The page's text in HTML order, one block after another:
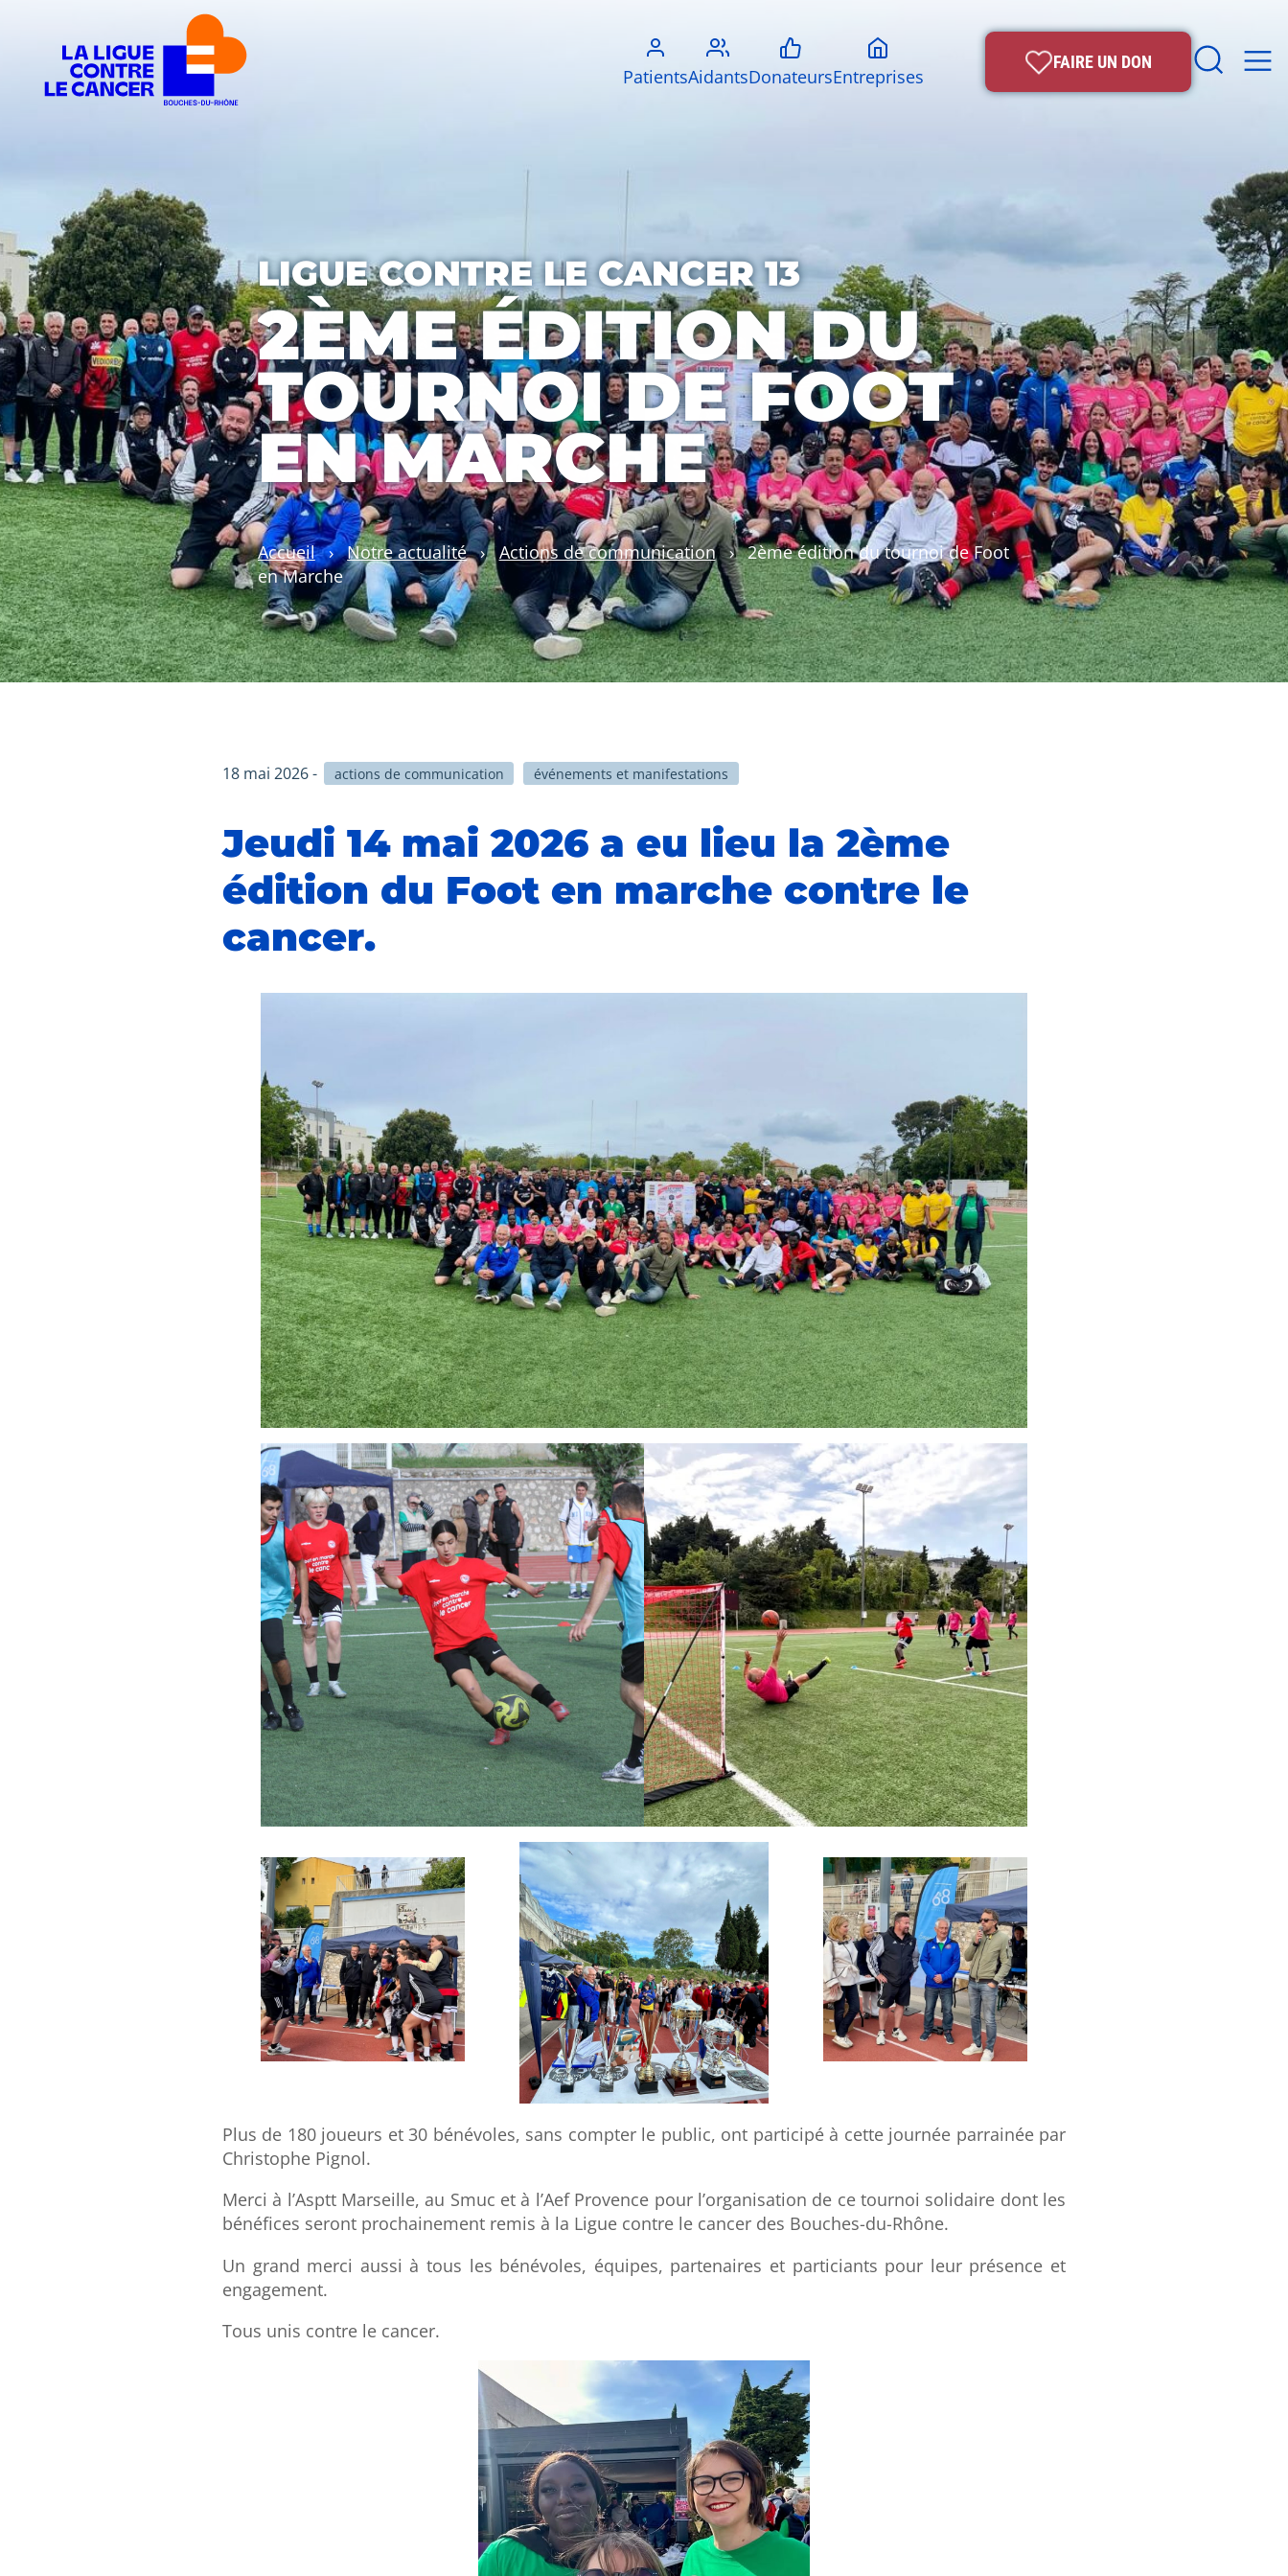
PatientsAidantsDonateursEntreprises
FAIRE UN DON
LIGUE CONTRE LE CANCER 13
2ÈME ÉDITION DU
TOURNOI DE FOOT
EN MARCHE
Accueil › Notre actualité › Actions de communication › 2ème édition du tournoi de Foot
en Marche
18 mai 2026 - actions de communication événements et manifestations
Jeudi 14 mai 2026 a eu lieu la 2ème
édition du Foot en marche contre le
cancer.
Plus de 180 joueurs et 30 bénévoles, sans compter le public, ont participé à cette journée parrainée par
Christophe Pignol.
Merci à l’Asptt Marseille, au Smuc et à l’Aef Provence pour l’organisation de ce tournoi solidaire dont les
bénéfices seront prochainement remis à la Ligue contre le cancer des Bouches-du-Rhône.
Un grand merci aussi à tous les bénévoles, équipes, partenaires et particiants pour leur présence et
engagement.
Tous unis contre le cancer.